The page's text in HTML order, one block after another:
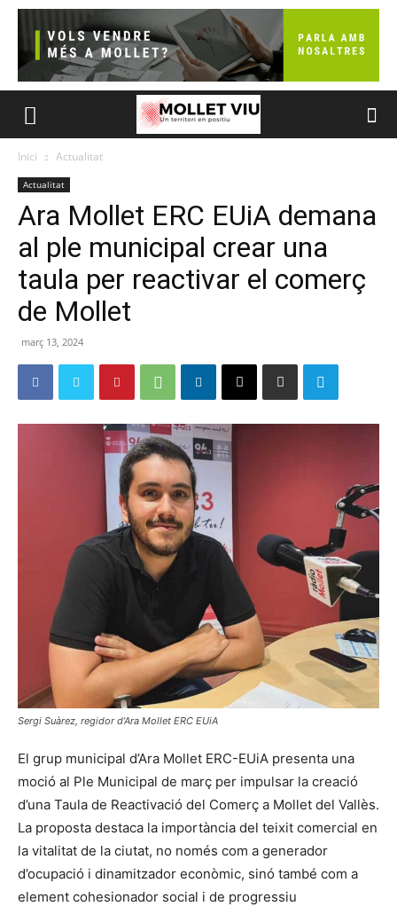
Inici Actualitat
Actualitat
Ara Mollet ERC EUiA demana
al ple municipal crear una
taula per reactivar el comerç
de Mollet
març 13, 2024
Sergi Suàrez, regidor d’Ara Mollet ERC EUiA
El grup municipal d’Ara Mollet ERC-EUiA presenta una
moció al Ple Municipal de març per impulsar la creació
d’una Taula de Reactivació del Comerç a Mollet del Vallès.
La proposta destaca la importància del teixit comercial en
la vitalitat de la ciutat, no només com a generador
d’ocupació i dinamitzador econòmic, sinó també com a
element cohesionador social i de progressiu